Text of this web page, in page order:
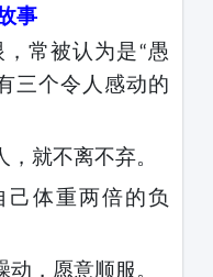
事
常被认为是“愚
三个令人感动的
就不离不弃。
己体重两倍的负
，愿意顺服。